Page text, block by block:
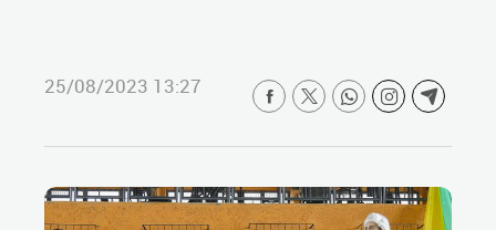
25/08/2023 13:27